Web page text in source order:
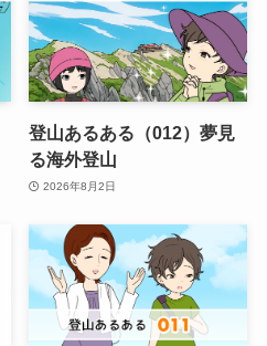
登山あるある（012）夢見
る海外登山
2026年8月2日